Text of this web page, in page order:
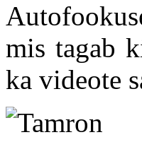
mis tagab
ka videote